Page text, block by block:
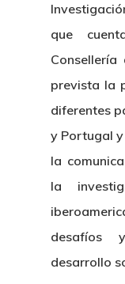
que
prevista la
diferentes
y Portugal
la
la
desafíos
desarrollo